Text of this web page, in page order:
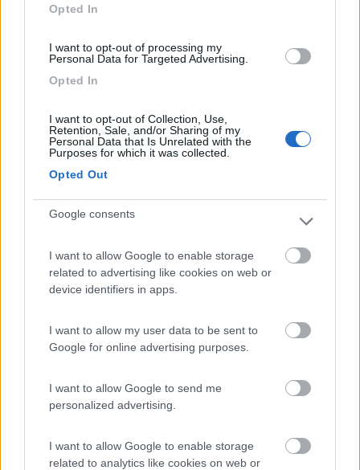
Opted In
I want to opt-out of processing my
Personal Data for Targeted Advertising.
Opted In
I want to opt-out of Collection, Use,
Retention, Sale, and/or Sharing of my
Personal Data that Is Unrelated with the
Purposes for which it was collected.
Opted Out
Google consents
I want to allow Google to enable storage
related to advertising like cookies on web or
device identifiers in apps.
I want to allow my user data to be sent to
Google for online advertising purposes.
I want to allow Google to send me
personalized advertising.
I want to allow Google to enable storage
related to analytics like cookies on web or
Gemellodel6
Segnalati nei dintorni
6.8
Campeggio